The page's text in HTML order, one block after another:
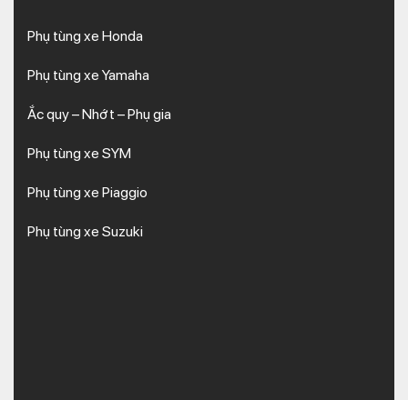
Phụ tùng xe Honda
Phụ tùng xe Yamaha
Ắc quy – Nhớt – Phụ gia
Phụ tùng xe SYM
Phụ tùng xe Piaggio
Phụ tùng xe Suzuki